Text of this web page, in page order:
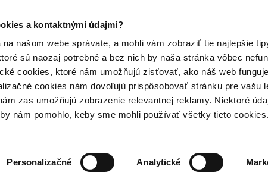
a kontaktnými údajmi?
našom webe správate, a mohli vám zobraziť tie najlepšie
sú naozaj potrebné a bez nich by naša stránka vôbec
cookies, ktoré nám umožňujú zisťovať, ako náš web
cookies nám dovoľujú prispôsobovať stránku pre vašu
zas umožňujú zobrazenie relevantnej reklamy. Niektoré
nám pomohlo, keby sme mohli používať všetky tieto
Personalizačné Analytické